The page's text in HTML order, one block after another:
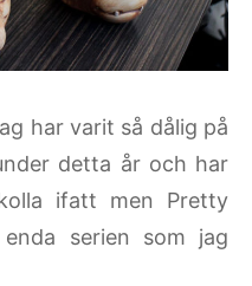
har varit så dålig på
detta år och har
ifatt men Pretty
serien som jag